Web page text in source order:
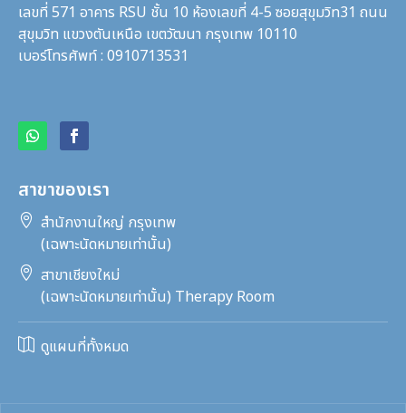
เลขที่ 571 อาคาร RSU ชั้น 10 ห้องเลขที่ 4-5 ซอยสุขุมวิท31 ถนน
สุขุมวิท แขวงตันเหนือ เขตวัฒนา กรุงเทพ 10110
เบอร์โทรศัพท์ : 0910713531
สาขาของเรา
 สำนักงานใหญ่ กรุงเทพ
(เฉพาะนัดหมายเท่านั้น)
 สาขาเชียงใหม่
(เฉพาะนัดหมายเท่านั้น) Therapy Room
 ดูแผนที่ทั้งหมด